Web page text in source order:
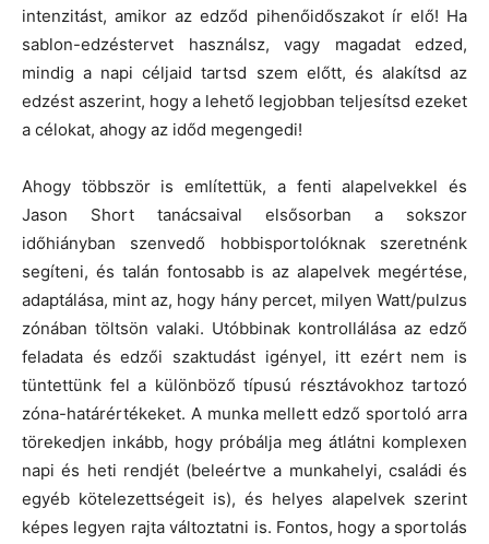
intenzitást, amikor az edződ pihenőidőszakot ír elő! Ha
sablon-edzéstervet használsz, vagy magadat edzed,
mindig a napi céljaid tartsd szem előtt, és alakítsd az
edzést aszerint, hogy a lehető legjobban teljesítsd ezeket
a célokat, ahogy az időd megengedi!
Ahogy többször is említettük, a fenti alapelvekkel és
Jason Short tanácsaival elsősorban a sokszor
időhiányban szenvedő hobbisportolóknak szeretnénk
segíteni, és talán fontosabb is az alapelvek megértése,
adaptálása, mint az, hogy hány percet, milyen Watt/pulzus
zónában töltsön valaki. Utóbbinak kontrollálása az edző
feladata és edzői szaktudást igényel, itt ezért nem is
tüntettünk fel a különböző típusú résztávokhoz tartozó
zóna-határértékeket. A munka mellett edző sportoló arra
törekedjen inkább, hogy próbálja meg átlátni komplexen
napi és heti rendjét (beleértve a munkahelyi, családi és
egyéb kötelezettségeit is), és helyes alapelvek szerint
képes legyen rajta változtatni is. Fontos, hogy a sportolás